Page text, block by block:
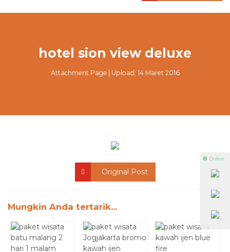
hotel sion view deluxe
Attachment Page | Upload: 14 Maret 2016
Original Post
Mungkin Anda tertarik...
⚫ Online